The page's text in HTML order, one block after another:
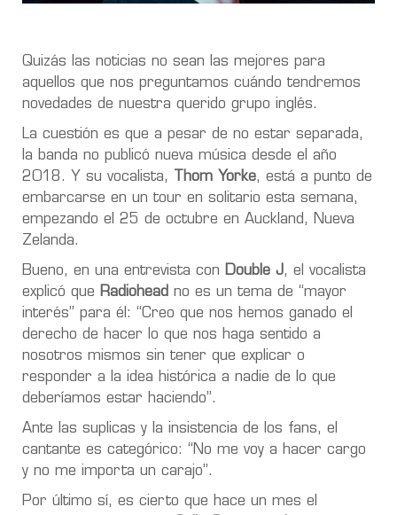
Quizás las noticias no sean las mejores para
aquellos que nos preguntamos cuándo tendremos
novedades de nuestra querido grupo inglés.
La cuestión es que a pesar de no estar separada,
la banda no publicó nueva música desde el año
2018. Y su vocalista,
Thom Yorke, está a punto de
embarcarse en un tour en solitario esta semana,
empezando el 25 de octubre en Auckland, Nueva
Zelanda.
Bueno, en una entrevista con Double J, el vocalista
explicó que Radiohead no es un tema de “mayor
interés” para él: “Creo que nos hemos ganado el
derecho de hacer lo que nos haga sentido a
nosotros mismos sin tener que explicar o
responder a la idea histórica a nadie de lo que
deberíamos estar haciendo”.
Ante las suplicas y la insistencia de los fans, el
cantante es categórico: “No me voy a hacer cargo
y no me importa un carajo”.
Por último sí, es cierto que hace un mes el